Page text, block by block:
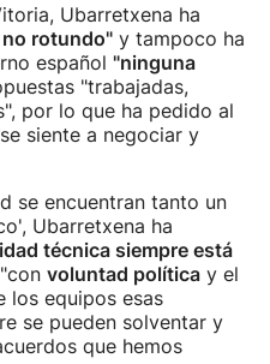
Ubarretxena ha
rotundo" y tampoco ha
español "ninguna
"trabajadas,
por lo que ha pedido al
siente a negociar y
se encuentran tanto un
Ubarretxena ha
técnica siempre está
voluntad política y el
los equipos esas
se pueden solventar y
que hemos